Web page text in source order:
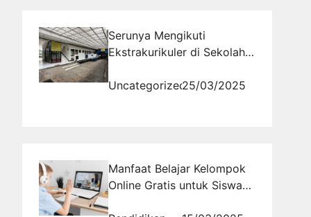
Serunya Mengikuti
Ekstrakurikuler di Sekolah,
Uncategorized25/03/2025
Manfaat Belajar Kelompok
Online Gratis untuk Siswa